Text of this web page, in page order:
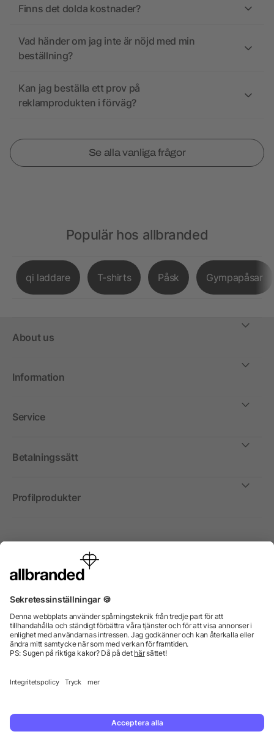
Finns det dolda kostnader?
Vad händer om jag inte är nöjd med min
beställning?
Kan jag beställa ett prov på
reklamprodukten i förväg?
Se alla vanliga frågor
Populär hos allbranded
qi laddare T-shirts Påsk Gympapåsar
About us
Information
Service
Betalningssätt
Profilprodukter
Internationellt
enbart till företag, institutioner, föreningar och
© 2026 allbranded GmbH.